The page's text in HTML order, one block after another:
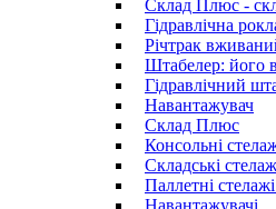
Склад Плюс -
Гідравлічна
Річтрак
Штабелер: його
Гідравлічний
Навантажувач
Склад Плюс
Консольні
Складські
Паллетні
Навантажувачі